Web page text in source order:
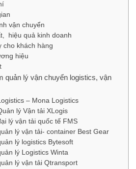
vận chuyển
hiệu quả kinh doanh
cho khách hàng
hiệu
quản lý vận chuyển logistics, vận
– Mona Logistics
lý Vận tải XLogis
lý vận tải quốc tế FMS
lý vận tải- container Best Gear
lý logistics Bytesoft
lý Logistics Winta
lý vận tải Qtransport